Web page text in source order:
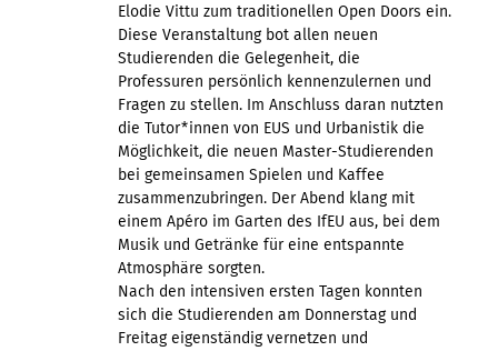
Elodie Vittu zum traditionellen Open Doors ein.
Diese Veranstaltung bot allen neuen
Studierenden die Gelegenheit, die
Professuren persönlich kennenzulernen und
Fragen zu stellen. Im Anschluss daran nutzten
die Tutor*innen von EUS und Urbanistik die
Möglichkeit, die neuen Master-Studierenden
bei gemeinsamen Spielen und Kaffee
zusammenzubringen. Der Abend klang mit
einem Apéro im Garten des IfEU aus, bei dem
Musik und Getränke für eine entspannte
Atmosphäre sorgten.
Nach den intensiven ersten Tagen konnten
sich die Studierenden am Donnerstag und
Freitag eigenständig vernetzen und